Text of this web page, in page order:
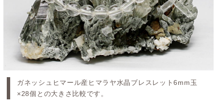
ガネッシュヒマール産ヒマラヤ水晶ブレスレット6mm玉
×28個との大きさ比較です。